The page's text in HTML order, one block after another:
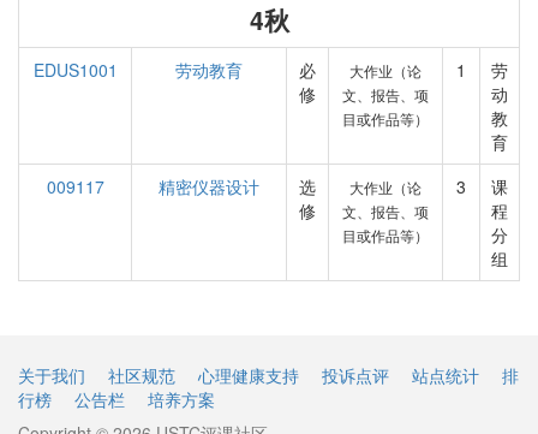
4秋
EDUS1001 劳动教育
必
修
大作业（论
文、报告、项
目或作品等）
1
劳
动
教
育
009117
精密仪器设计
选
修
大作业（论
文、报告、项
目或作品等）
3
课
程
分
组
关于我们 社区规范 心理健康支持 投诉点评 站点统计
排
行榜
公告栏
培养方案